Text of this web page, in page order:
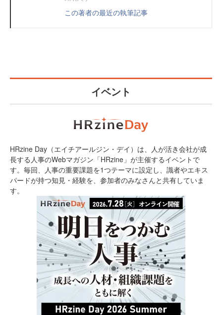
この著者の最近の執筆記事
イベント
HRzine Day（エイチアールジン・デイ）は、人が活き会社が成
長する人事のWebマガジン「HRzine」が主催するイベントで
す。毎回、人事の重要課題を1つテーマに設定し、識者やエキス
パードが持つ知見・経験を、参加者のみなさんと共有していま
す。